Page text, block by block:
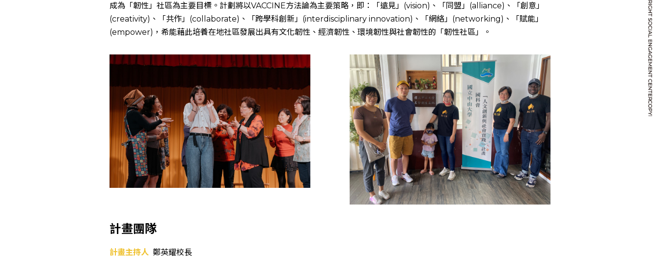
成為「韌性」社區為主要目標。計劃將以VACCINE方法論為主要策略，即：「遠見」(vision)、「同盟」(alliance)、「創意」
(creativity)、「共作」(collaborate)、「跨學科創新」(interdisciplinary innovation)、「網絡」(networking)、「賦能」
(empower)，希能藉此培養在地社區發展出具有文化韌性、經濟韌性、環境韌性與社會韌性的「韌性社區」。
計畫團隊
計畫主持人 鄭英耀校長